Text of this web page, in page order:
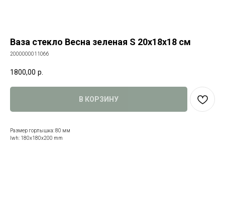
Ваза стекло Весна зеленая S 20х18х18 см
2000000011066
1800,00 р.
В КОРЗИНУ
Размер горлышка: 80 мм
lwh: 180x180x200 mm